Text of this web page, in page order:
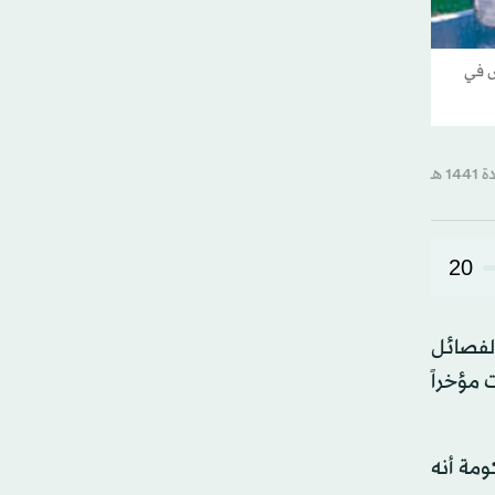
في
20
مؤخراً
أنه